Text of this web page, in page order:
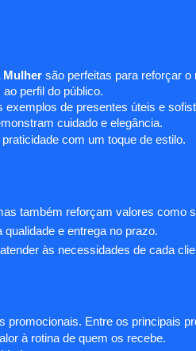
Mulher são perfeitas para reforçar o
perfil do público.
de presentes úteis e
cuidado e elegância.
com um toque de estilo.
também reforçam valores como
e entrega no prazo.
às necessidades de cada
Entre os principais
à rotina de quem os recebe.